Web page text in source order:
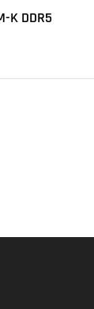
K DDR5